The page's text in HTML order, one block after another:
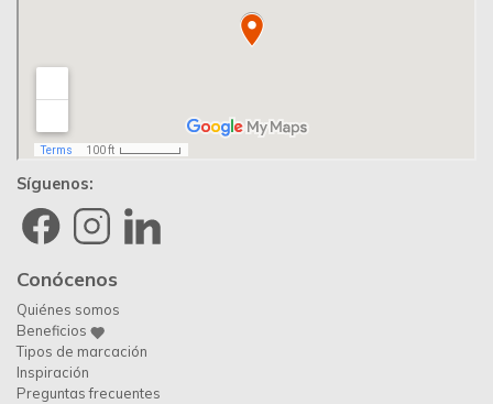
Síguenos:
Conócenos
Quiénes somos
Beneficios
Tipos de marcación
Inspiración
Preguntas frecuentes